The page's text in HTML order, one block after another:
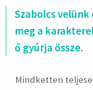
Szabolcs
meg a
ő gyúrja össze.
Mindketten